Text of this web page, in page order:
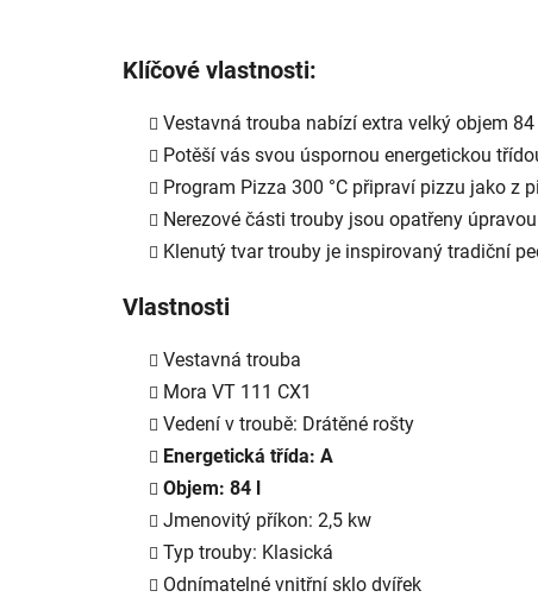
Klíčové vlastnosti:
Vestavná trouba nabízí extra velký objem 84
Potěší vás svou úspornou energetickou
Program Pizza 300 °C připraví pizzu jako z
Nerezové části trouby jsou opatřeny
Klenutý tvar trouby je inspirovaný tradiční
Vlastnosti
Vestavná trouba
Mora VT 111 CX1
Vedení v troubě: Drátěné rošty
Energetická třída: A
Objem: 84 l
Jmenovitý příkon: 2,5 kw
Typ trouby: Klasická
Odnímatelné vnitřní sklo dvířek